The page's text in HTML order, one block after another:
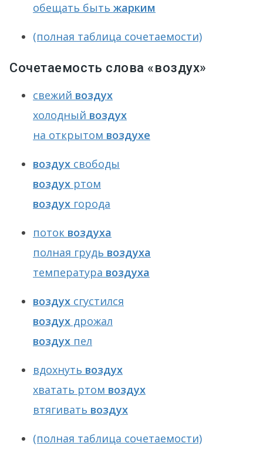
обещать быть жарким
(полная таблица сочетаемости)
Сочетаемость слова «воздух»
свежий воздух
холодный воздух
на открытом воздухе
воздух свободы
воздух ртом
воздух города
поток воздуха
полная грудь воздуха
температура воздуха
воздух сгустился
воздух дрожал
воздух пел
вдохнуть воздух
хватать ртом воздух
втягивать воздух
(полная таблица сочетаемости)